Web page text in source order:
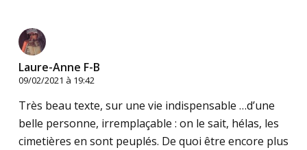
Laure-Anne F-B
09/02/2021 à 19:42
Très beau texte, sur une vie indispensable …d’une
belle personne, irremplaçable : on le sait, hélas, les
cimetières en sont peuplés. De quoi être encore plus